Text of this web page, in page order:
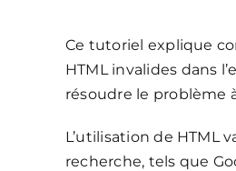
Ce tutoriel explique
HTML invalides dans
résoudre le problème
L’utilisation de HTML
recherche, tels que